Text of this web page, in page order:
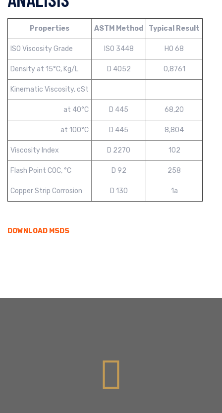
Properties ASTM Method Typical Result
ISO Viscosity Grade ISO 3448 HO 68
Density at 15°C, Kg/L D 4052 0,8761
Kinematic Viscosity, cSt
at 40°C D 445 68,20
at 100°C D 445 8,804
Viscosity Index D 2270 102
Flash Point COC, °C D 92 258
Copper Strip Corrosion D 130 1a
DOWNLOAD MSDS